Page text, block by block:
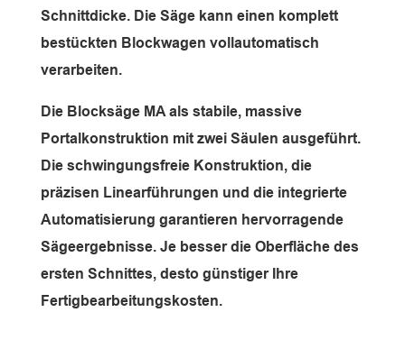
Schnittdicke. Die Säge kann einen komplett
bestückten Blockwagen vollautomatisch
verarbeiten.
Die Blocksäge MA als stabile, massive
Portalkonstruktion mit zwei Säulen ausgeführt.
Die schwingungsfreie Konstruktion, die
präzisen Linearführungen und die integrierte
Automatisierung garantieren hervorragende
Sägeergebnisse. Je besser die Oberfläche des
ersten Schnittes, desto günstiger Ihre
Fertigbearbeitungskosten.